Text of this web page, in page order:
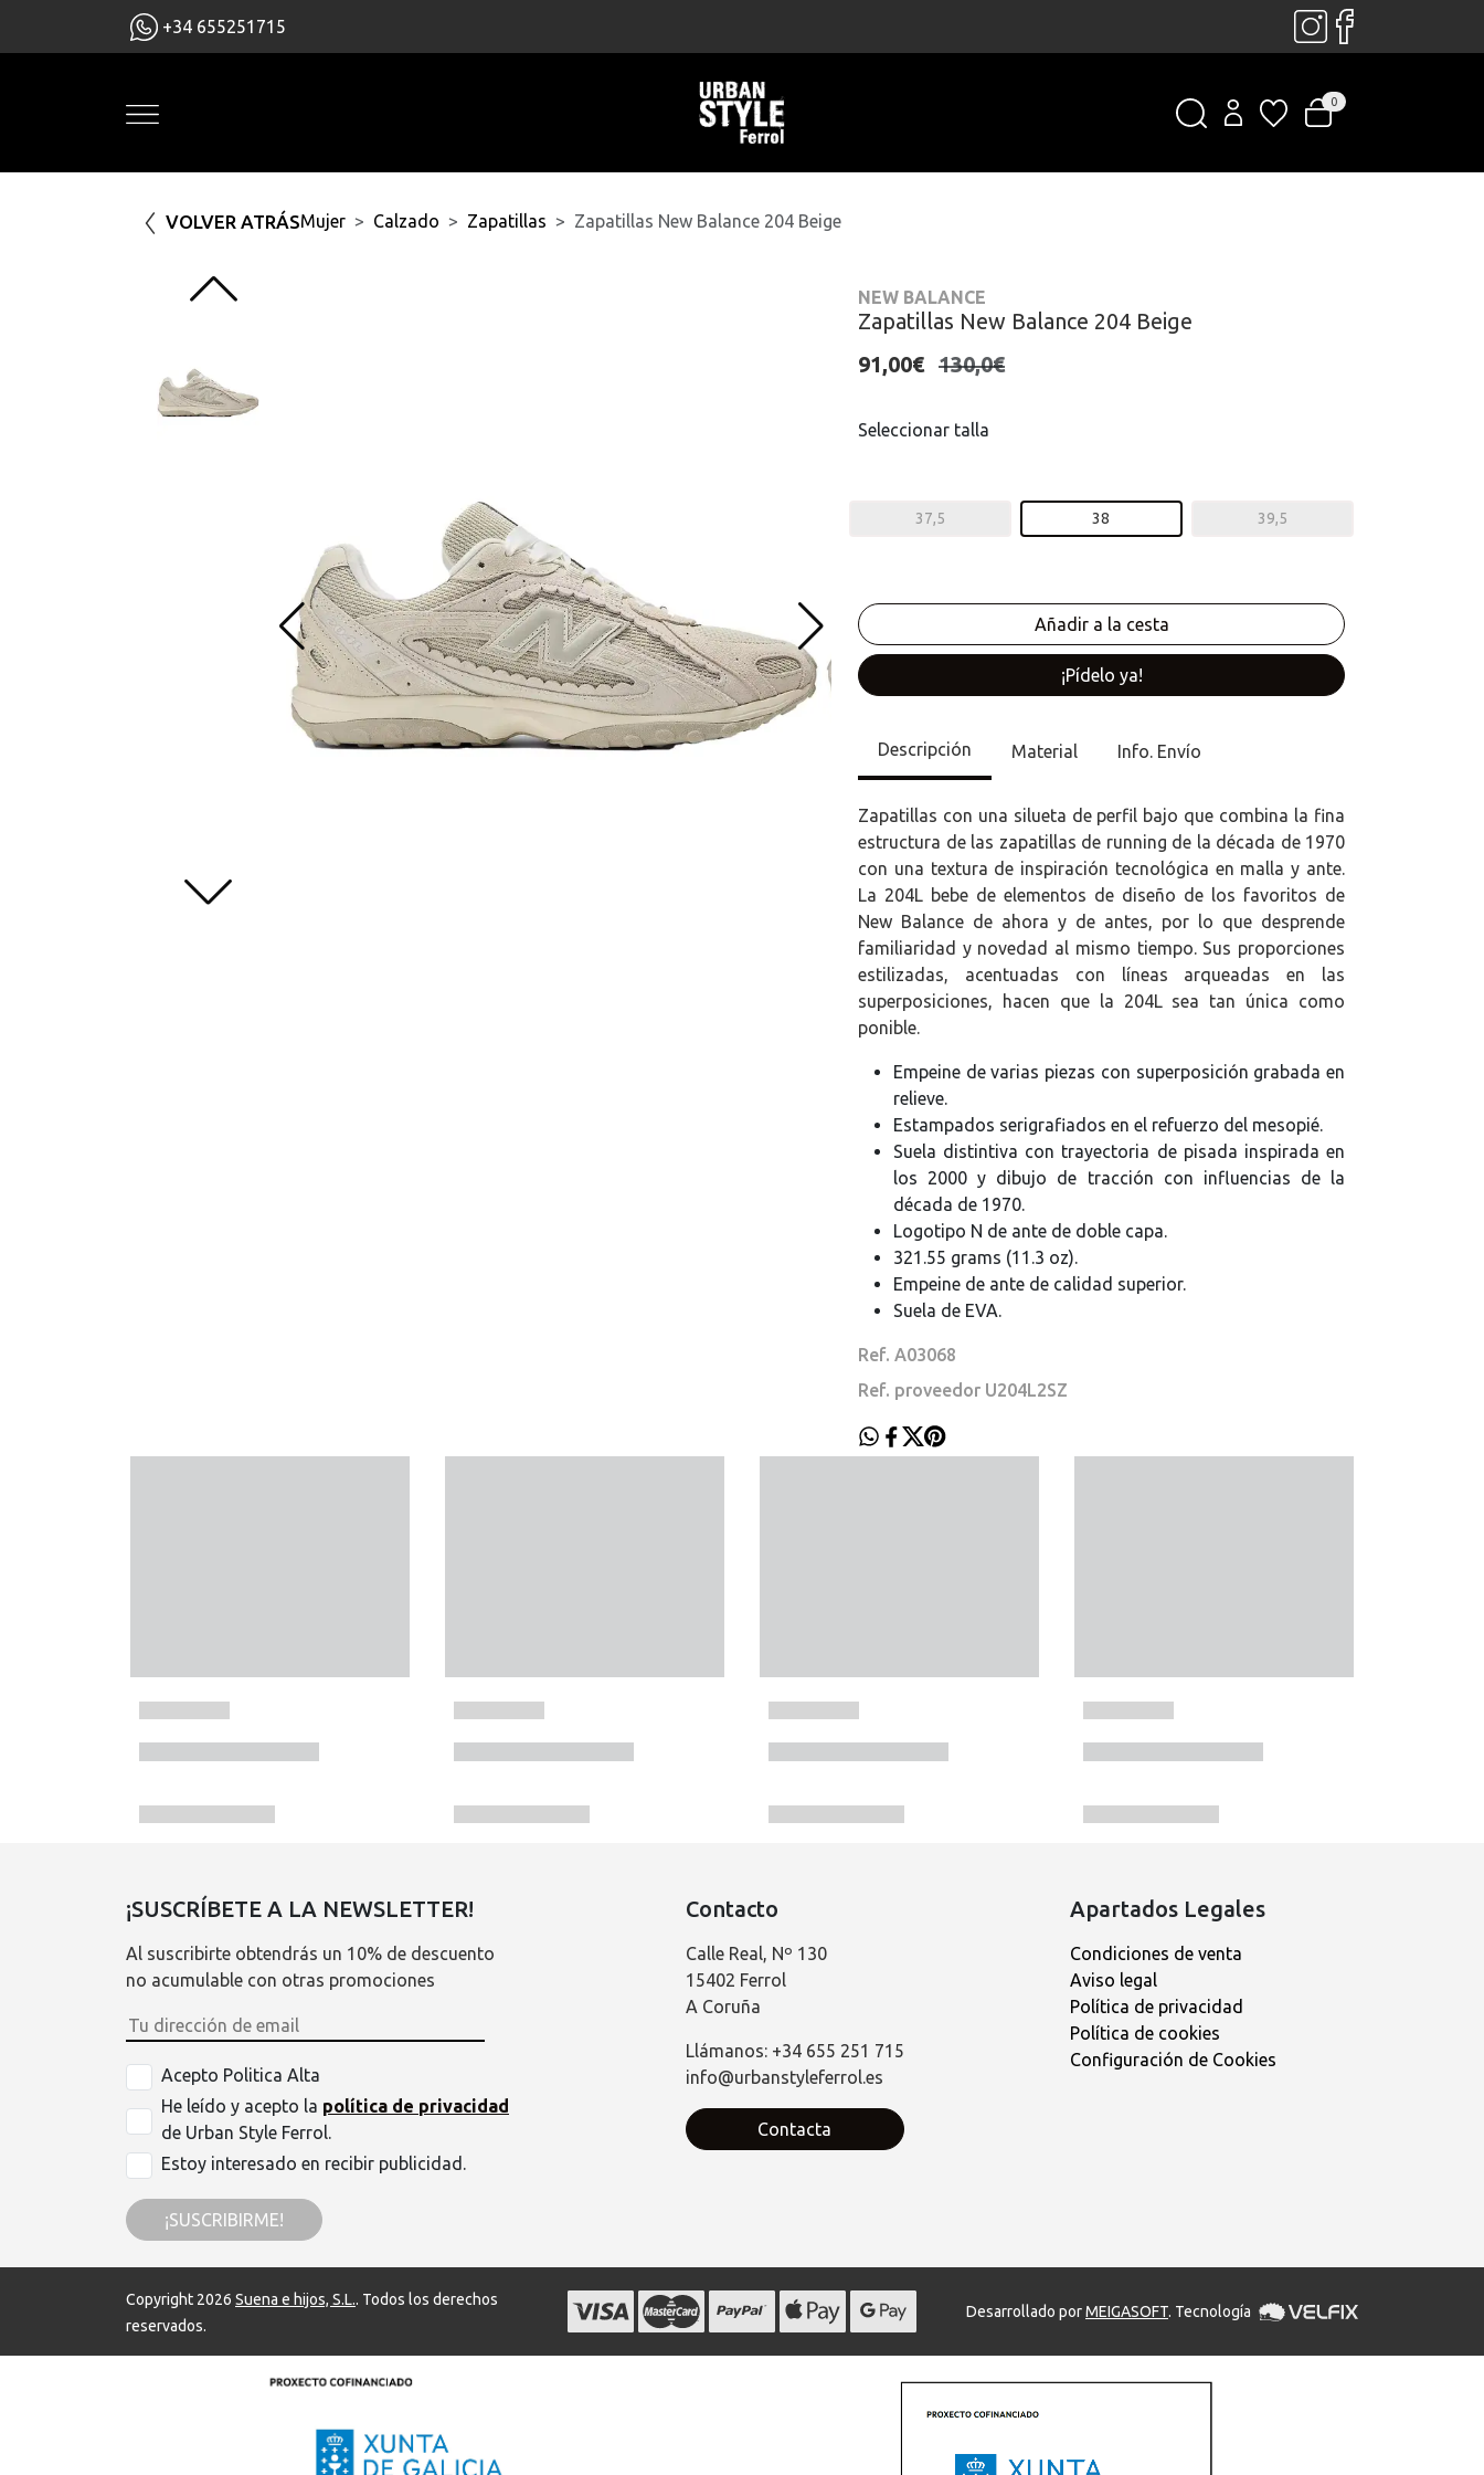
+34 655251715
0
VOLVER ATRÁSMujer Calzado Zapatillas Zapatillas New Balance 204 Beige
NEW BALANCE
Zapatillas New Balance 204 Beige
91,00€ 130,0€
Seleccionar talla
37,5 38 39,5
¡Pídelo ya!
Descripción Material Info. Envío
Zapatillas con una silueta de perfil bajo que combina la fina
estructura de las zapatillas de running de la década de 1970
con una textura de inspiración tecnológica en malla y ante.
La 204L bebe de elementos de diseño de los favoritos de
New Balance de ahora y de antes, por lo que desprende
familiaridad y novedad al mismo tiempo. Sus proporciones
estilizadas, acentuadas con líneas arqueadas en las
superposiciones, hacen que la 204L sea tan única como
ponible.
Empeine de varias piezas con superposición grabada en
relieve.
Estampados serigrafiados en el refuerzo del mesopié.
Suela distintiva con trayectoria de pisada inspirada en
los 2000 y dibujo de tracción con influencias de la
década de 1970.
Logotipo N de ante de doble capa.
321.55 grams (11.3 oz).
Empeine de ante de calidad superior.
Suela de EVA.
Ref. A03068
Ref. proveedor U204L2SZ
¡SUSCRÍBETE A LA NEWSLETTER!
Al suscribirte obtendrás un 10% de descuento
no acumulable con otras promociones
Acepto Politica Alta
He leído y acepto la política de privacidad
de Urban Style Ferrol.
Estoy interesado en recibir publicidad.
¡SUSCRIBIRME!
Contacto
Calle Real, Nº 130
15402 Ferrol
A Coruña
Llámanos: +34 655 251 715
info@urbanstyleferrol.es
Contacta
Apartados Legales
Condiciones de venta
Aviso legal
Política de privacidad
Política de cookies
Configuración de Cookies
Copyright 2026 Suena e hijos, S.L.. Todos los derechos
reservados.
Desarrollado porMEIGASOFT. Tecnología